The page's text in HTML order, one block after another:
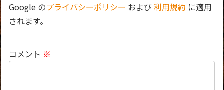
Google のプライバシーポリシー および利用規約 に適用
されます。
コメント ※